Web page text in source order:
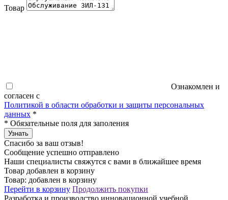
Товар
Ознакомлен и
согласен с
Политикой в области обработки и защиты персональных
данных *
* Обязательные поля для заполения
Узнать
Спасибо за ваш отзыв!
Сообщение успешно отправлено
Наши специалисты свяжутся с вами в ближайшее время
Товар добавлен в корзину
Товар: добавлен в корзину
Перейти в корзину Продолжить покупки
Разработка и производство инновационной учебной